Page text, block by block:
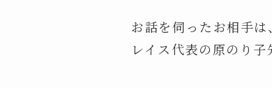
お話を伺ったお相手
レイス代表の原のり子